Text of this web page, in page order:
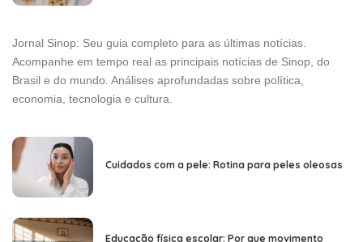
Jornal Sinop: Seu guia completo para as últimas notícias.
Acompanhe em tempo real as principais notícias de Sinop, do
Brasil e do mundo. Análises aprofundadas sobre política,
economia, tecnologia e cultura.
Cuidados com a pele: Rotina para peles oleosas
Educação física escolar: Por que movimento